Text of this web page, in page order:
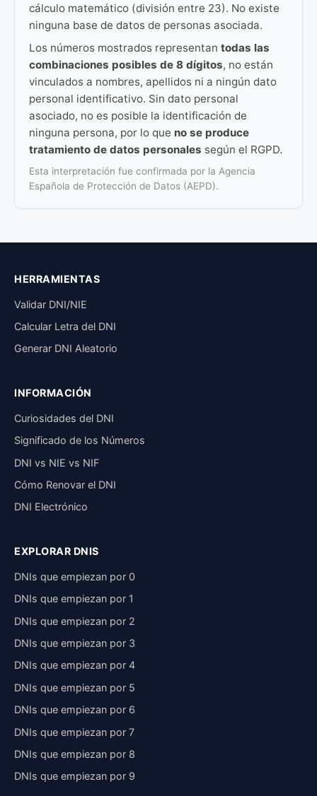
cálculo matemático (división entre 23). No existe
ninguna base de datos de personas asociada.
Los números mostrados representan todas las
combinaciones posibles de 8 dígitos, no están
vinculados a nombres, apellidos ni a ningún dato
personal identificativo. Sin dato personal
asociado, no es posible la identificación de
ninguna persona, por lo que no se produce
tratamiento de datos personales según el RGPD.
Esta interpretación fue confirmada por la Agencia
Española de Protección de Datos (AEPD).
HERRAMIENTAS
Validar DNI/NIE
Calcular Letra del DNI
Generar DNI Aleatorio
INFORMACIÓN
Curiosidades del DNI
Significado de los Números
DNI vs NIE vs NIF
Cómo Renovar el DNI
DNI Electrónico
EXPLORAR DNIS
DNIs que empiezan por 0
DNIs que empiezan por 1
DNIs que empiezan por 2
DNIs que empiezan por 3
DNIs que empiezan por 4
DNIs que empiezan por 5
DNIs que empiezan por 6
DNIs que empiezan por 7
DNIs que empiezan por 8
DNIs que empiezan por 9